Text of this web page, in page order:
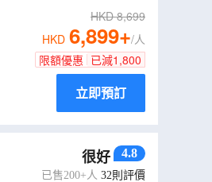
HKD8,699
HKD 6,899+/人
限額優惠 已減1,800
立即預訂
很好 4.8
已售200+人 32則評價